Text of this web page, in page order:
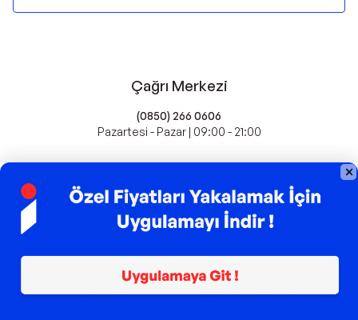
Popüler Markalar
Farmasi
Xiaomi
Lavazza
Fashcolle
Pro Plan
Çağrı Merkezi
(0850) 266 0606
Pazartesi - Pazar | 09:00 - 21:00